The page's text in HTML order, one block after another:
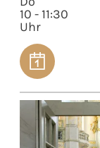
10 - 11:30
Uhr